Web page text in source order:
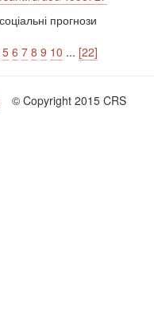
прогнози
5 6 7 8 9 10 ... [22]
© Copyright 2015 CRS